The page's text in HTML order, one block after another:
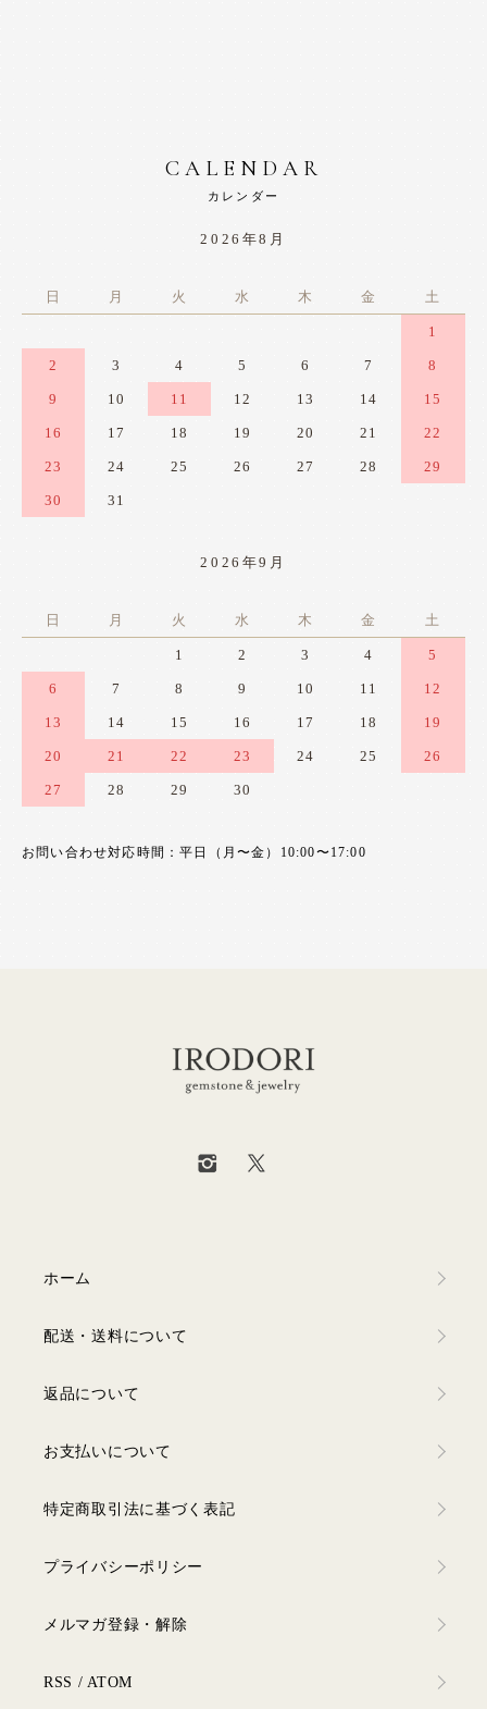
CALENDAR
カレンダー
2026年8月
日 月 火 水 木 金 土
1
2 3 4 5 6 7 8
9 10 11 12 13 14 15
16 17 18 19 20 21 22
23 24 25 26 27 28 29
30 31
2026年9月
日 月 火 水 木 金 土
1 2 3 4 5
6 7 8 9 10 11 12
13 14 15 16 17 18 19
20 21 22 23 24 25 26
27 28 29 30
お問い合わせ対応時間：平日（月〜金）10:00〜17:00
ホーム
配送・送料について
返品について
お支払いについて
特定商取引法に基づく表記
プライバシーポリシー
メルマガ登録・解除
RSS / ATOM